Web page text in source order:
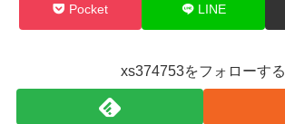
Pocket LINE
xs374753をフォローする